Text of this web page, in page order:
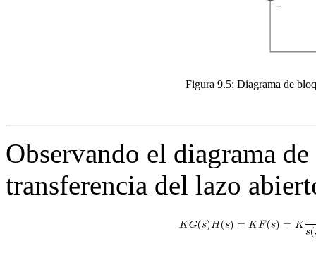
Figura 9.5: Diagrama de
Observando el diagrama
transferencia del lazo